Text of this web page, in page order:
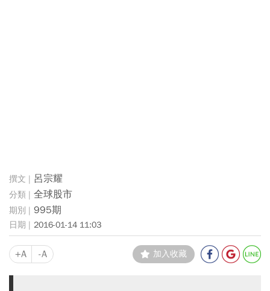
呂宗耀
全球股市
995期
2016-01-14 11:03
+A -A 加入收藏